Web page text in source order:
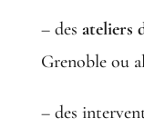
– des ateliers
Grenoble ou
– des